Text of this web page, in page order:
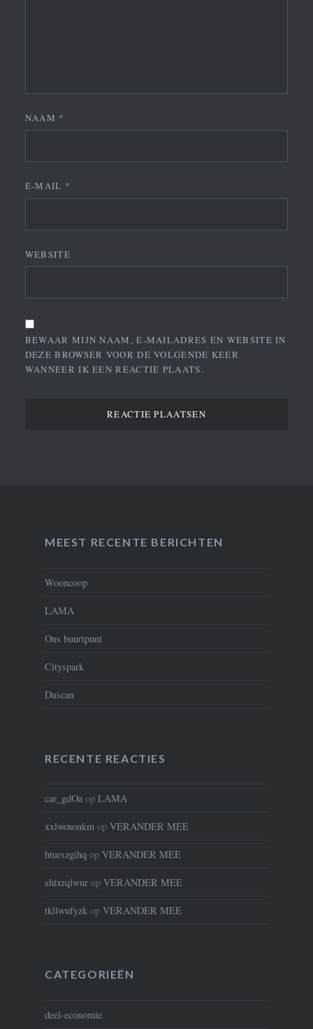
NAAM *
E-MAIL *
WEBSITE
BEWAAR MIJN NAAM, E-MAILADRES EN WEBSITE IN
DEZE BROWSER VOOR DE VOLGENDE KEER
WANNEER IK EEN REACTIE PLAATS.
MEEST RECENTE BERICHTEN
Wooncoop
LAMA
Ons buurtpunt
Cityspark
Duscan
RECENTE REACTIES
car_gdOaop LAMA
xxlwoxonkmop VERANDER MEE
hturszgihq op VERANDER MEE
shtxrqlwurop VERANDER MEE
tkllwufyzkop VERANDER MEE
CATEGORIEËN
deel-economie